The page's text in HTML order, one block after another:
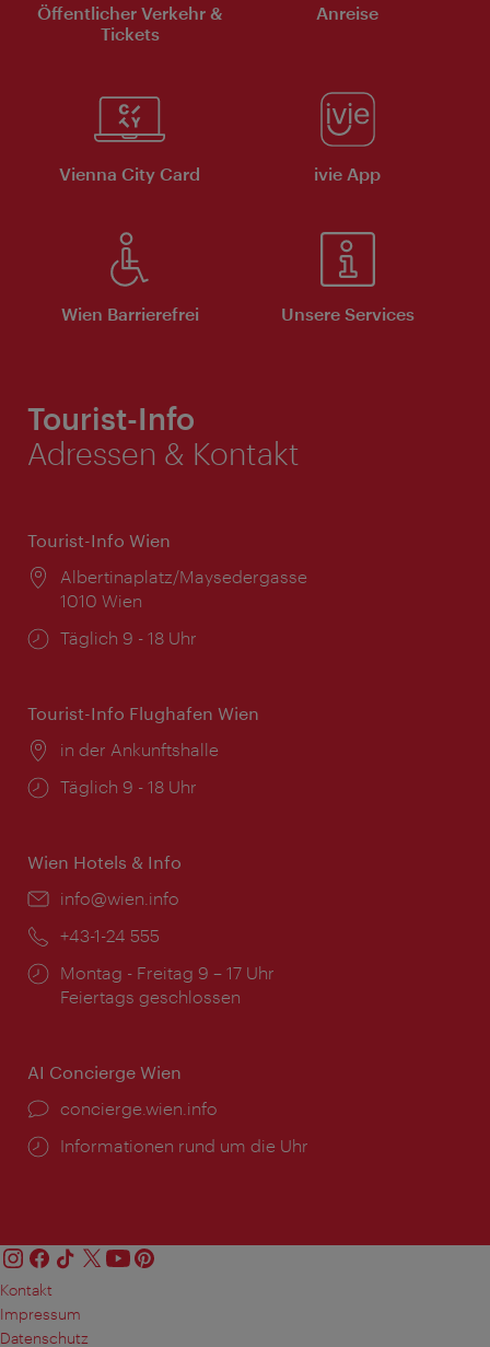
Öffentlicher Verkehr &
Tickets
Anreise
Vienna City Card ivie App
Wien Barrierefrei Unsere Services
Tourist-Info
Adressen & Kontakt
Tourist-Info Wien
Ort:
Albertinaplatz/Maysedergasse
1010 Wien
Öffnungszeiten:
Täglich 9 - 18 Uhr
Tourist-Info Flughafen Wien
Ort:
in der Ankunftshalle
Öffnungszeiten:
Täglich 9 - 18 Uhr
Wien Hotels & Info
Email:
info@wien.info
Telefon:
+43-1-24 555
Öffnungszeiten:
Montag - Freitag 9 – 17 Uhr
Feiertags geschlossen
AI Concierge Wien
Ort:
concierge.wien.info
Öffnungszeiten:
Informationen rund um die Uhr
Kontakt
Impressum
Datenschutz